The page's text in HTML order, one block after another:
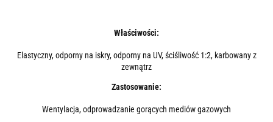
Właściwości:
Elastyczny, odporny na iskry, odporny na UV, ściśliwość 1:2, karbowany z
zewnątrz
Zastosowanie:
Wentylacja, odprowadzanie gorących mediów gazowych